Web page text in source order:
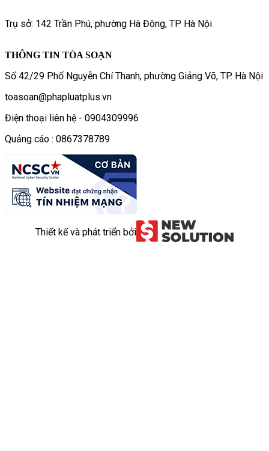
Trụ sở: 142 Trần Phú, phường Hà Đông, TP Hà Nội
THÔNG TIN TÒA SOẠN
Số 42/29 Phố Nguyễn Chí Thanh, phường Giảng Võ, TP. Hà Nội
toasoan@phapluatplus.vn
Điện thoại liên hệ - 0904309996
Quảng cáo : 0867378789
Thiết kế và phát triển bởi